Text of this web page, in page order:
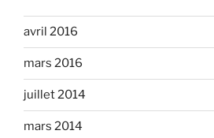
avril 2016
mars 2016
juillet 2014
mars 2014